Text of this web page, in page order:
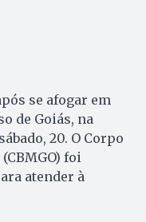
se afogar em
de Goiás, na
20. O Corpo
foi
atender à